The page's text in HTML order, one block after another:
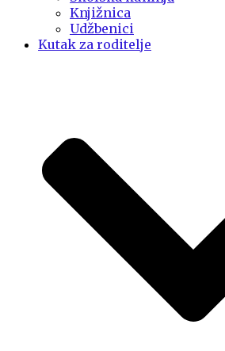
Knjižnica
Udžbenici
Kutak za roditelje